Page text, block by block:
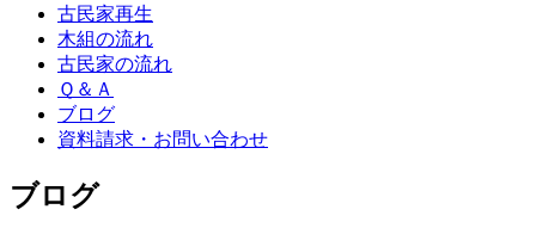
古民家再生
木組の流れ
古民家の流れ
Ｑ＆Ａ
ブログ
資料請求・ お問い合わせ
ブログ